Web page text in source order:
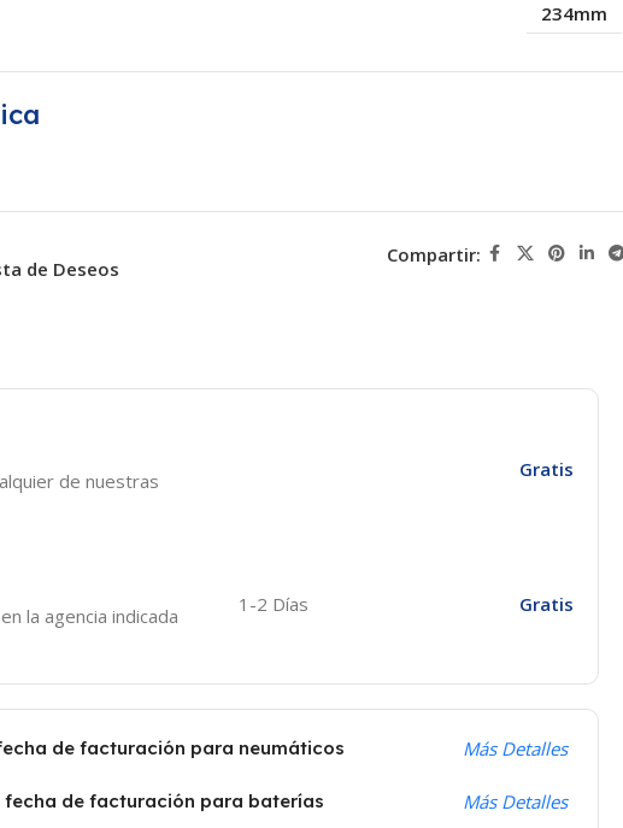
234mm
de Deseos
Compartir:
de nuestras
Gratis
la agencia indicada
1-2 Días Gratis
de facturación para neumáticos Más Detalles
fecha de facturación para baterías Más Detalles